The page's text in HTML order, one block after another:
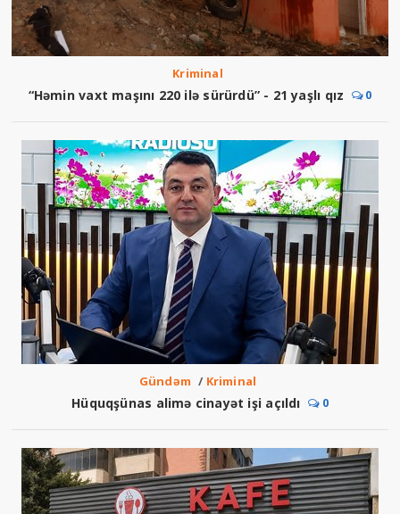
Kriminal
“Həmin vaxt maşını 220 ilə sürürdü” - 21 yaşlı qız 0
Gündəm / Kriminal
Hüquqşünas alimə cinayət işi açıldı 0